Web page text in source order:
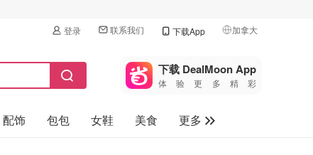
登录 联系我们 下载App 加拿大
🇺🇸
美国
🇨🇳中国
🇨🇦加拿大
下载 DealMoon App
体验更多精彩
配饰 包包 女鞋 美食
更多